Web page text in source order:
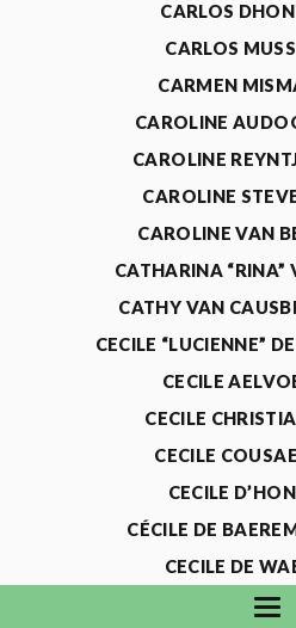
CARLOS
CARLOS
CARMEN
CAROLINE
CAROLINE
CAROLINE
CAROLINE VAN
CATHARINA “RINA”
CATHY VAN
CECILE “LUCIENNE”
CECILE
CECILE
CECILE
CECILE
CÉCILE DE
CECILE DE
CECILE